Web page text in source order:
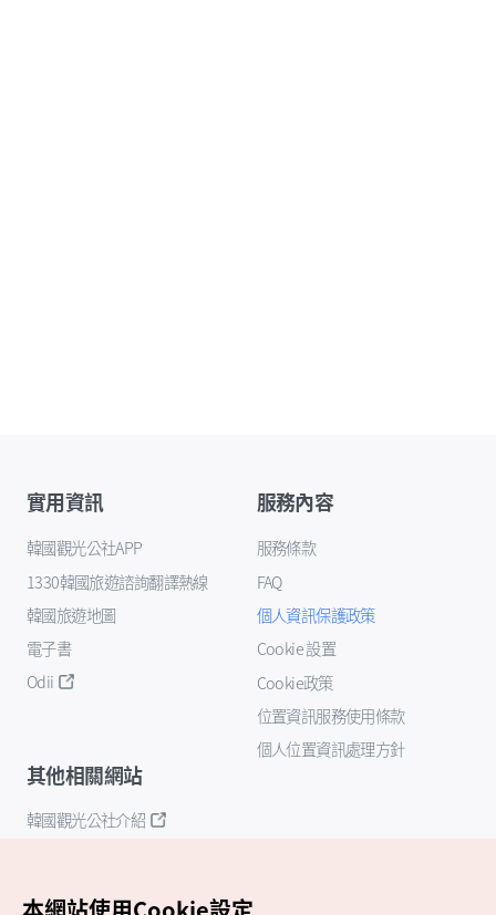
實用資訊
韓國觀光公社APP
1330韓國旅遊諮詢翻譯熱線
韓國旅遊地圖
電子書
Odii
服務內容
服務條款
FAQ
個人資訊保護政策
Cookie 設置
Cookie政策
位置資訊服務使用條款
個人位置資訊處理方針
其他相關網站
韓國觀光公社介紹